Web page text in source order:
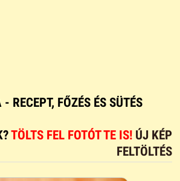
RECEPT, FŐZÉS ÉS SÜTÉS
TÖLTS FEL FOTÓT TE IS! ÚJ KÉP
FELTÖLTÉS